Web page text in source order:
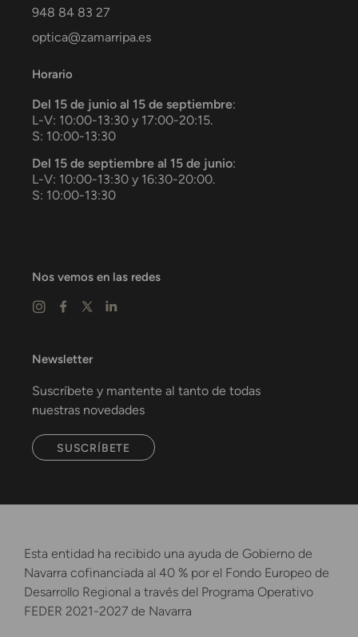
948 84 83 27
optica@zamarripa.es
Horario
Del 15 de junio al 15 de septiembre:
L-V: 10:00-13:30 y 17:00-20:15.
S: 10:00-13:30
Del 15 de septiembre al 15 de junio:
L-V: 10:00-13:30 y 16:30-20:00.
S: 10:00-13:30
Nos vemos en las redes
Newsletter
Suscríbete y mantente al tanto de todas
nuestras novedades
SUSCRÍBETE
Esta entidad ha recibido una ayuda de Gobierno de
Navarra cofinanciada al 40 % por el Fondo Europeo de
Desarrollo Regional a través del Programa Operativo
FEDER 2021-2027 de Navarra